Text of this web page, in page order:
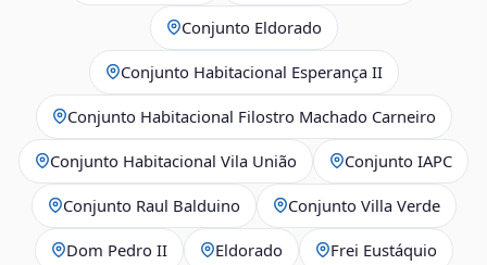
Conjunto Eldorado
Conjunto Habitacional Esperança II
Conjunto Habitacional Filostro Machado Carneiro
Conjunto Habitacional Vila União Conjunto IAPC
Conjunto Raul Balduino Conjunto Villa Verde
Dom Pedro II Eldorado Frei Eustáquio